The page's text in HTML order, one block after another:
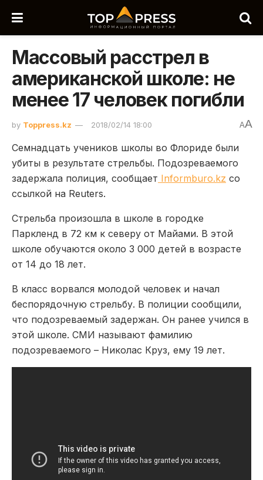
Массовый расстрел в
американской школе: не
менее 17 человек погибли
by Toppress.kz 2018/02/14 18:00 AA
Семнадцать учеников школы во Флориде были
убиты в результате стрельбы. Подозреваемого
задержала полиция, сообщает Informburo.kz со
ссылкой на Reuters.
Стрельба произошла в школе в городке
Паркленд в 72 км к северу от Майами. В этой
школе обучаются около 3 000 детей в возрасте
от 14 до 18 лет.
В класс ворвался молодой человек и начал
беспорядочную стрельбу. В полиции сообщили,
что подозреваемый задержан. Он ранее учился в
этой школе. СМИ называют фамилию
подозреваемого – Николас Круз, ему 19 лет.